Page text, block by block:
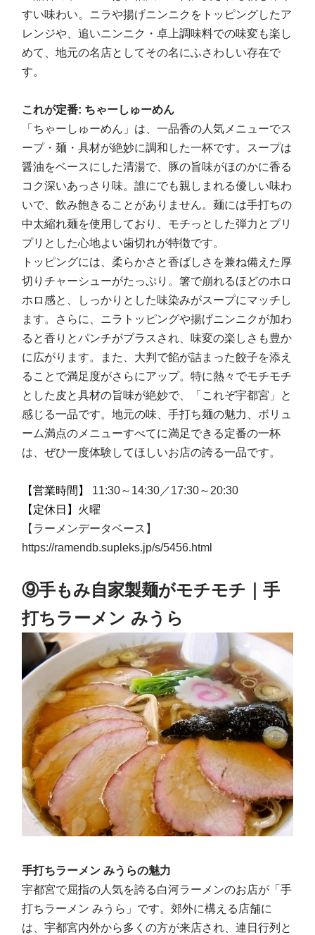
すい味わい。ニラや揚げニンニクをトッピングしたア
レンジや、追いニンニク・卓上調味料での味変も楽し
めて、地元の名店としてその名にふさわしい存在で
す。
これが定番: ちゃーしゅーめん
「ちゃーしゅーめん」は、一品香の人気メニューでス
ープ・麺・具材が絶妙に調和した一杯です。スープは
醤油をベースにした清湯で、豚の旨味がほのかに香る
コク深いあっさり味。誰にでも親しまれる優しい味わ
いで、飲み飽きることがありません。麺には手打ちの
中太縮れ麺を使用しており、モチっとした弾力とプリ
プリとした心地よい歯切れが特徴です。
トッピングには、柔らかさと香ばしさを兼ね備えた厚
切りチャーシューがたっぷり。箸で崩れるほどのホロ
ホロ感と、しっかりとした味染みがスープにマッチし
ます。さらに、ニラトッピングや揚げニンニクが加わ
ると香りとパンチがプラスされ、味変の楽しさも豊か
に広がります。また、大判で餡が詰まった餃子を添え
ることで満足度がさらにアップ。特に熱々でモチモチ
とした皮と具材の旨味が絶妙で、「これぞ宇都宮」と
感じる一品です。地元の味、手打ち麺の魅力、ボリュ
ーム満点のメニューすべてに満足できる定番の一杯
は、ぜひ一度体験してほしいお店の誇る一品です。
【営業時間】 11:30～14:30／17:30～20:30
【定休日】 火曜
【ラーメンデータベース】
https://ramendb.supleks.jp/s/5456.html
⑨手もみ自家製麺がモチモチ｜手
打ちラーメン みうら
手打ちラーメン みうらの魅力
宇都宮で屈指の人気を誇る白河ラーメンのお店が「手
打ちラーメン みうら」です。郊外に構える店舗に
は、宇都宮内外から多くの方が来店され、連日行列と